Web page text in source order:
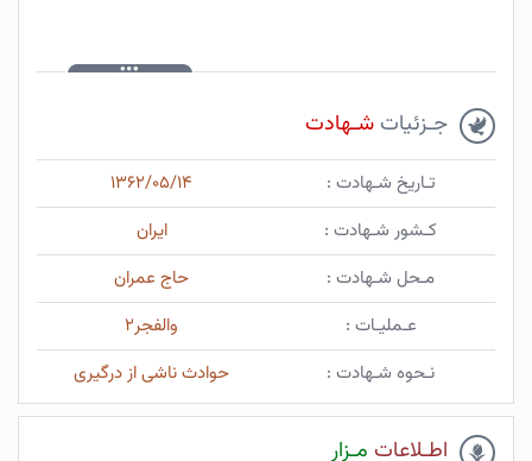
جـزئیات شـهادت
تـاریخ شـهادت :
۱۳۶۲/۰۵/۱۴
کـشور شـهادت :
ایران
مـحل شـهادت :
حاج عمران
عـملیـات :
والفجر۲
نـحوه شـهادت :
حوادث ناشی از درگیری
اطـلاعات مـزار